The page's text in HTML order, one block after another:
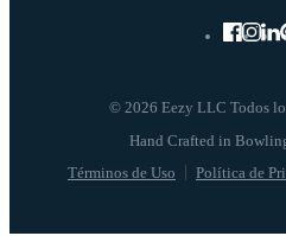
© 2026 Eezy LLC Todos
Términos de Uso Política de